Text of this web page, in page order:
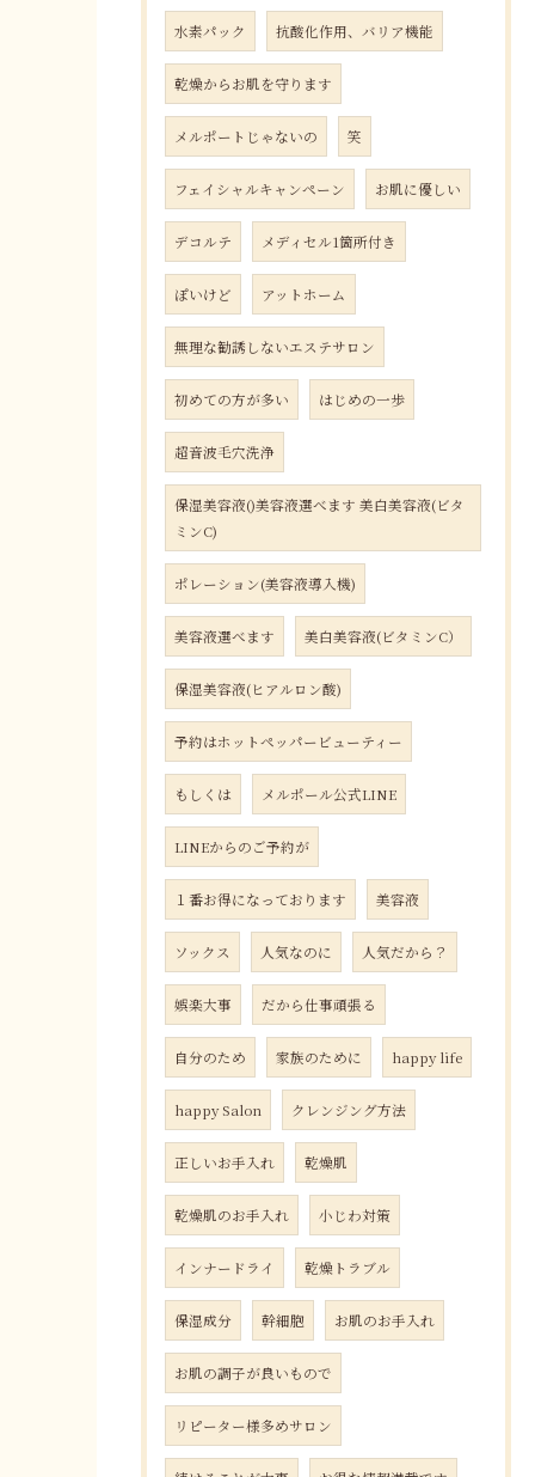
水素パック 抗酸化作用、バリア機能
乾燥からお肌を守ります
メルポートじゃないの 笑
フェイシャルキャンペーン お肌に優しい
デコルテ メディセル1箇所付き
ぽいけど アットホーム
無理な勧誘しないエステサロン
初めての方が多い はじめの一歩
超音波毛穴洗浄
保湿美容液()美容液選べます 美白美容液(ビタ
ミンC)
ポレーション(美容液導入機)
美容液選べます 美白美容液(ビタミンC）
保湿美容液(ヒアルロン酸)
予約はホットペッパービューティー
もしくは メルポール公式LINE
LINEからのご予約が
１番お得になっております 美容液
ソックス 人気なのに 人気だから？
娯楽大事 だから仕事頑張る
自分のため 家族のために happy life
happy Salon クレンジング方法
正しいお手入れ 乾燥肌
乾燥肌のお手入れ 小じわ対策
インナードライ 乾燥トラブル
保湿成分 幹細胞 お肌のお手入れ
お肌の調子が良いもので
リピーター様多めサロン